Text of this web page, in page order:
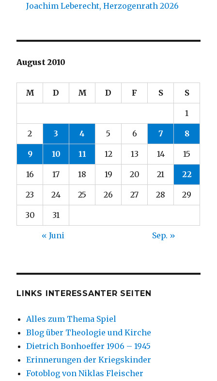
Joachim Leberecht, Herzogenrath 2026
August 2010
M D M D F S S
1
2 3 4 5 6 7 8
9 10 11 12 13 14 15
16 17 18 19 20 21 22
23 24 25 26 27 28 29
30 31
« Juni Sep. »
LINKS INTERESSANTER SEITEN
Alles zum Thema Spiel
Blog über Theologie und Kirche
Dietrich Bonhoeffer 1906 – 1945
Erinnerungen der Kriegskinder
Fotoblog von Niklas Fleischer